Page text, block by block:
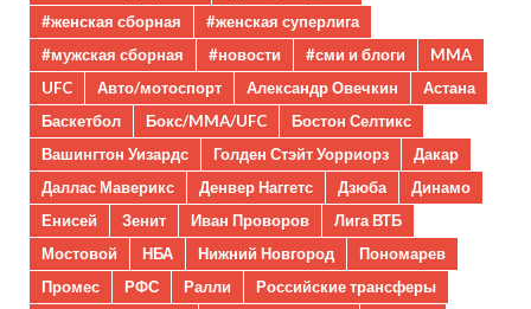
#женская сборная
#женская суперлига
#мужская сборная
#новости #сми и блоги
MMA
UFC
Авто/мотоспорт Александр Овечкин
Астана
Баскетбол
Бокс/MMA/UFC
Бостон Селтикс
Вашингтон Уизардс
Голден Стэйт Уорриорз
Дакар
Даллас Маверикс
Денвер Наггетс Дзюба
Динамо
Енисей
Зенит Иван Проворов
Лига ВТБ
Мостовой
НБА Нижний Новгород
Пономарев
Промес
РФС Ралли
Российские трансферы